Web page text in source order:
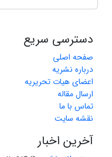
دسترسی سریع
صفحه اصلی
درباره نشریه
اعضای هیات تحریریه
ارسال مقاله
تماس با ما
نقشه سایت
آخرین اخبار